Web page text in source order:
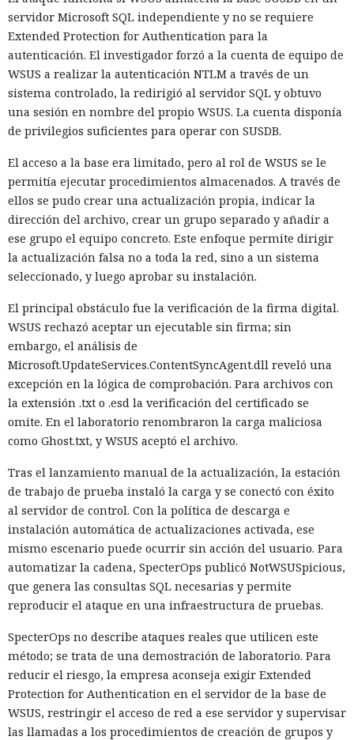
servidor Microsoft SQL independiente y no se requiere
Extended Protection for Authentication para la
autenticación. El investigador forzó a la cuenta de equipo de
WSUS a realizar la autenticación NTLM a través de un
sistema controlado, la redirigió al servidor SQL y obtuvo
una sesión en nombre del propio WSUS. La cuenta disponía
de privilegios suficientes para operar con SUSDB.
El acceso a la base era limitado, pero al rol de WSUS se le
permitía ejecutar procedimientos almacenados. A través de
ellos se pudo crear una actualización propia, indicar la
dirección del archivo, crear un grupo separado y añadir a
ese grupo el equipo concreto. Este enfoque permite dirigir
la actualización falsa no a toda la red, sino a un sistema
seleccionado, y luego aprobar su instalación.
El principal obstáculo fue la verificación de la firma digital.
WSUS rechazó aceptar un ejecutable sin firma; sin
embargo, el análisis de
Microsoft.UpdateServices.ContentSyncAgent.dll reveló una
excepción en la lógica de comprobación. Para archivos con
la extensión .txt o .esd la verificación del certificado se
omite. En el laboratorio renombraron la carga maliciosa
como Ghost.txt, y WSUS aceptó el archivo.
Tras el lanzamiento manual de la actualización, la estación
de trabajo de prueba instaló la carga y se conectó con éxito
al servidor de control. Con la política de descarga e
instalación automática de actualizaciones activada, ese
mismo escenario puede ocurrir sin acción del usuario. Para
automatizar la cadena, SpecterOps publicó NotWSUSpicious,
que genera las consultas SQL necesarias y permite
reproducir el ataque en una infraestructura de pruebas.
SpecterOps no describe ataques reales que utilicen este
método; se trata de una demostración de laboratorio. Para
reducir el riesgo, la empresa aconseja exigir Extended
Protection for Authentication en el servidor de la base de
WSUS, restringir el acceso de red a ese servidor y supervisar
las llamadas a los procedimientos de creación de grupos y